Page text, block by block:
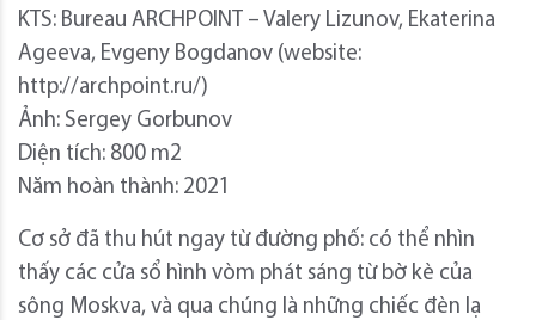
KTS: Bureau ARCHPOINT – Valery Lizunov, Ekaterina
Ageeva, Evgeny Bogdanov (website:
http://archpoint.ru/)
Ảnh: Sergey Gorbunov
Diện tích: 800 m2
Năm hoàn thành: 2021
Cơ sở đã thu hút ngay từ đường phố: có thể nhìn
thấy các cửa sổ hình vòm phát sáng từ bờ kè của
sông Moskva, và qua chúng là những chiếc đèn lạ